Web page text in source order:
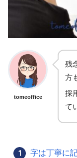
tomeoffice
残
方
採
て
字は丁寧に